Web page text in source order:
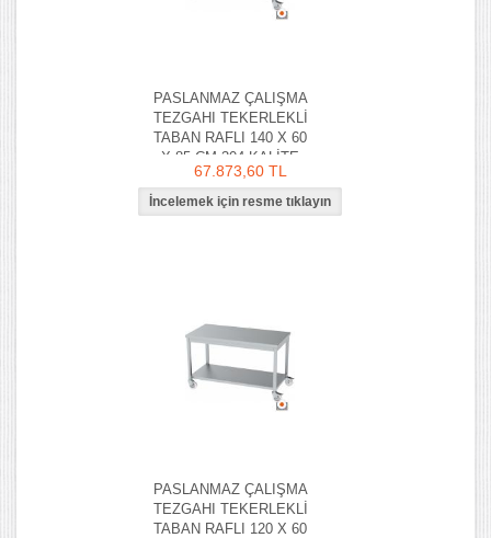
PASLANMAZ ÇALIŞMA
TEZGAHI TEKERLEKLİ
TABAN RAFLI 140 X 60
X 85 CM 304 KALİTE
67.873,60 TL
PASLANMAZ ÇALIŞMA
TEZGAHI TEKERLEKLİ
TABAN RAFLI 120 X 60